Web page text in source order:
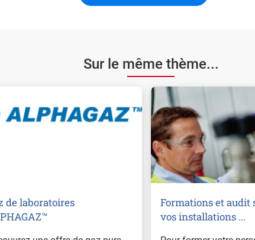
Sur le même thème...
de laboratoires
Formations et audit
vos installations ...